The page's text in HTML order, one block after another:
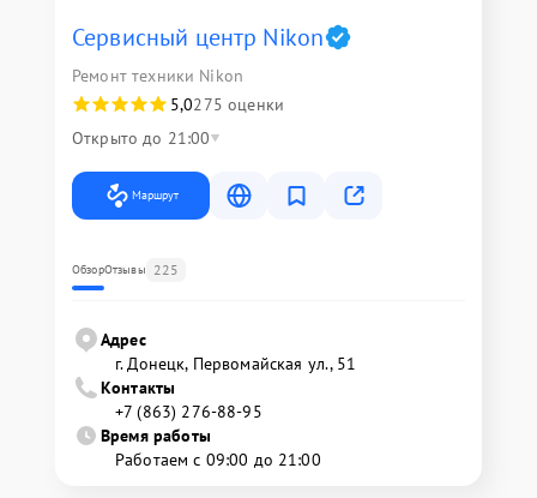
Сервисный центр Nikon
Ремонт техники Nikon
5,0275 оценки
Открыто до 21:00
Маршрут
ОбзорОтзывы 225
Адрес
г. Донецк, Первомайская ул., 51
Контакты
+7 (863) 276-88-95
Время работы
Работаем с 09:00 до 21:00